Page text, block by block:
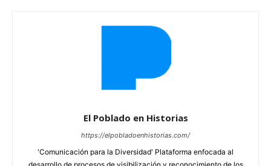
El Poblado en Historias
https://elpobladoenhistorias.com/
'Comunicación para la Diversidad' Plataforma enfocada al